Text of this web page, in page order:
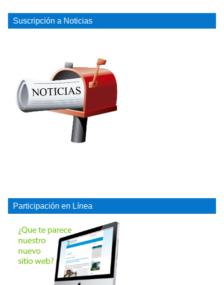
Suscripción a Noticias
Participación en Línea